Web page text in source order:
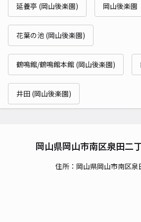
延養亭 (岡山後楽園) 岡山後楽園
花葉の池 (岡山後楽園)
鶴鳴館/鶴鳴館本館 (岡山後楽園)
井田 (岡山後楽園)
岡山県岡山市南区泉田二
住所：岡山県岡山市南区泉